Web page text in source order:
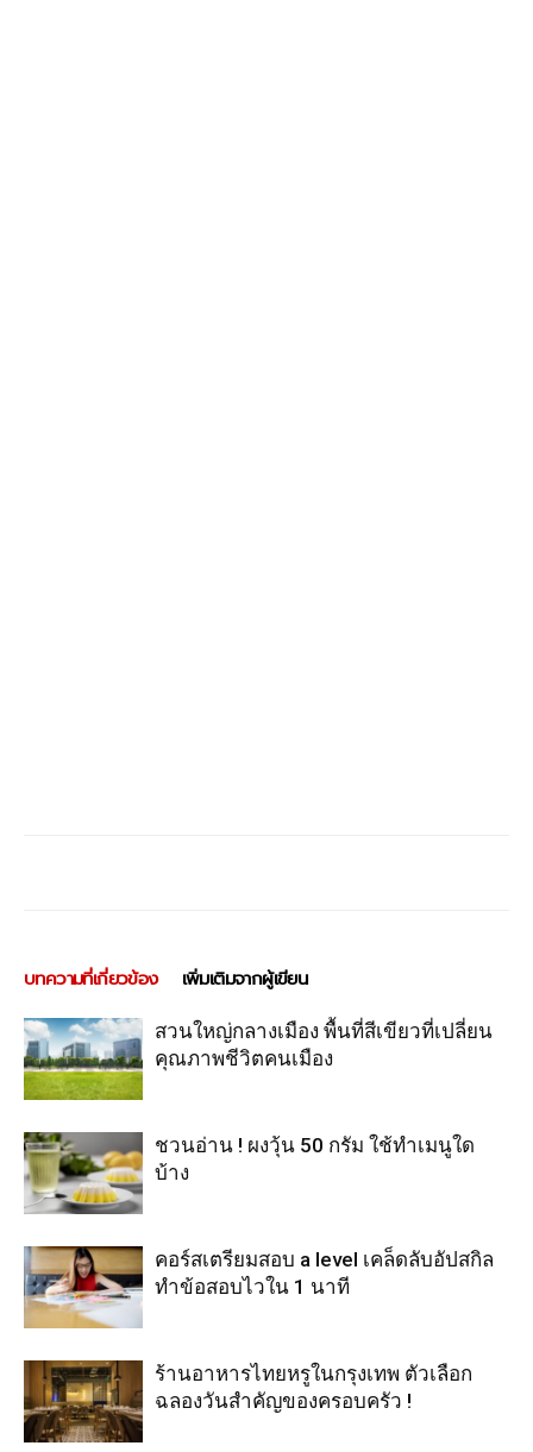
บทความที่เกี่ยวข้อง เพิ่มเติมจากผู้เขียน
สวนใหญ่กลางเมือง พื้นที่สีเขียวที่เปลี่ยน
คุณภาพชีวิตคนเมือง
ชวนอ่าน ! ผงวุ้น 50 กรัม ใช้ทำเมนูใด
บ้าง
คอร์สเตรียมสอบ a level เคล็ดลับอัปสกิล
ทำข้อสอบไวใน 1 นาที
ร้านอาหารไทยหรูในกรุงเทพ ตัวเลือก
ฉลองวันสำคัญของครอบครัว !